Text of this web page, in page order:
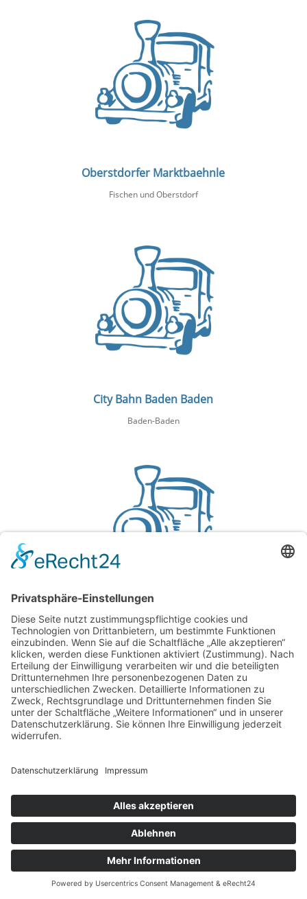
Oberstdorfer Marktbaehnle
Fischen und Oberstdorf
City Bahn Baden Baden
Baden-Baden
Wasserfall Express, Petrolli Reisen
Triberg
Zaepfle Bahn
Titisee-Neustadt